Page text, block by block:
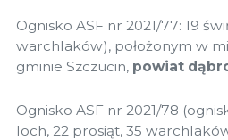
Ognisko ASF nr 2021/77: 19
warchlaków), położonym w
gminie Szczucin, powiat
Ognisko ASF nr 2021/78
loch, 22 prosiąt, 35